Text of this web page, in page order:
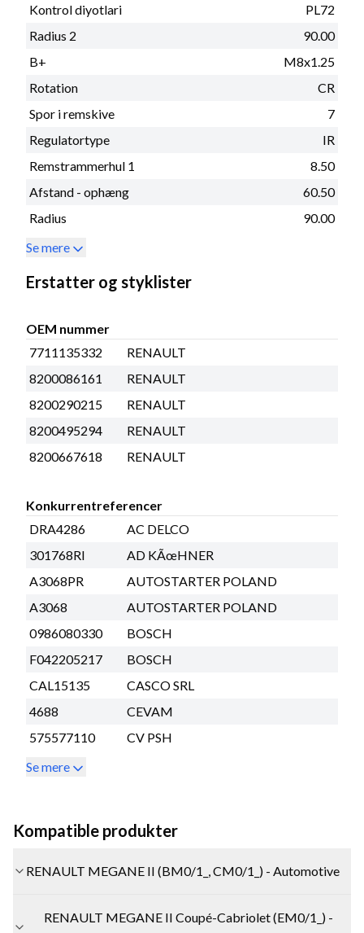
Kontrol diyotlari
PL72
Radius 2
90.00
B+
M8x1.25
Rotation
CR
Spor i remskive
7
Regulatortype
IR
Remstrammerhul 1
8.50
Afstand - ophæng
60.50
Radius
90.00
Se mere
Erstatter og styklister
OEM nummer
7711135332
RENAULT
8200086161
RENAULT
8200290215
RENAULT
8200495294
RENAULT
8200667618
RENAULT
Konkurrentreferencer
DRA4286
AC DELCO
301768RI
AD KÃœHNER
A3068PR
AUTOSTARTER POLAND
A3068
AUTOSTARTER POLAND
0986080330
BOSCH
F042205217
BOSCH
CAL15135
CASCO SRL
4688
CEVAM
575577110
CV PSH
Se mere
Kompatible produkter
RENAULT MEGANE II (BM0/1_, CM0/1_) - Automotive
RENAULT MEGANE II Coupé-Cabriolet (EM0/1_) -